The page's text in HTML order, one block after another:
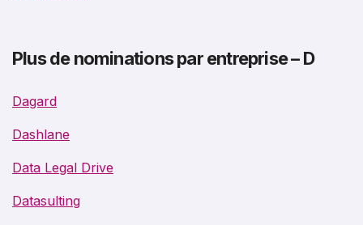
Plus de nominations par entreprise – D
Dagard
Dashlane
Data Legal Drive
Datasulting